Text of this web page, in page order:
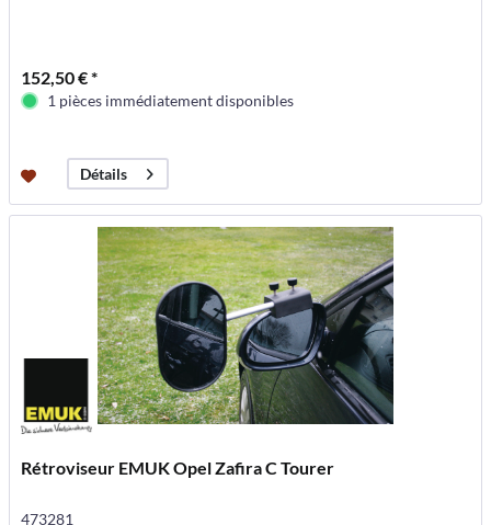
152,50 € *
1 pièces immédiatement disponibles
Détails
Rétroviseur EMUK Opel Zafira C Tourer
473281